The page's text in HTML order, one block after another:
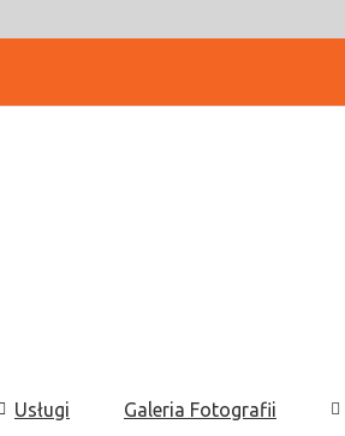
Usługi Galeria Fotografii